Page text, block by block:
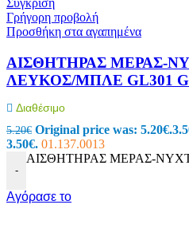
Γρήγορη προβολή
Προσθήκη στα αγαπημένα
ΑΙΣΘΗΤΗΡΑΣ ΜΕΡΑΣ-
ΛΕΥΚΟΣ/ΜΠΛΕ GL301
Διαθέσιμο
5.20€ Original price was: 5.20€.
3.50€. 01.137.0013
-
ΑΙΣΘΗΤΗΡΑΣ ΜΕΡΑΣ-
Αγόρασε το